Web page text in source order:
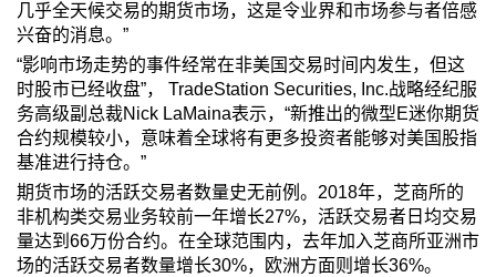
几乎全天候交易的期货市场，这是令业界和市场参与者倍感
兴奋的消息。”
“影响市场走势的事件经常在非美国交易时间内发生，但这
时股市已经收盘”， TradeStation Securities, Inc.战略经纪服
务高级副总裁Nick LaMaina表示，“新推出的微型E迷你期货
合约规模较小，意味着全球将有更多投资者能够对美国股指
基准进行持仓。”
期货市场的活跃交易者数量史无前例。2018年，芝商所的
非机构类交易业务较前一年增长27%，活跃交易者日均交易
量达到66万份合约。在全球范围内，去年加入芝商所亚洲市
场的活跃交易者数量增长30%，欧洲方面则增长36%。